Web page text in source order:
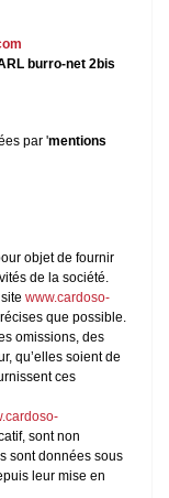
burro-net 2bis
par 'mentions
objet de fournir
de la société.
www.cardoso-
que possible.
omissions, des
qu’elles soient de
ces
sont non
sont données sous
leur mise en